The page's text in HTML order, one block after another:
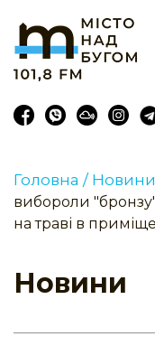
Головна /
вибороли
на траві в
Новини